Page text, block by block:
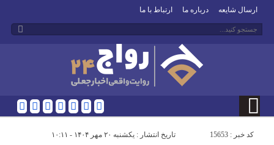
ارسال شایعه درباره ما ارتباط با ما
کد خبر : 15653 تاریخ انتشار : یکشنبه ۲۰ مهر ۱۴۰۴ - ۱۰:۱۱